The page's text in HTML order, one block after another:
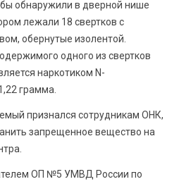
обнаружили в дверной нише
лежали 18 свертков с
обернутые изолентой.
одного из свертков
наркотиком N-
грамма.
признался сотрудникам ОНК,
запрещенное вещество на
ОП №5 УМВД России по